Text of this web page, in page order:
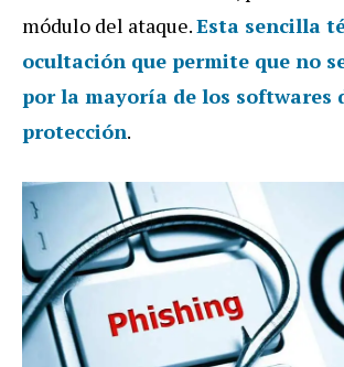
módulo del ataque.Esta sencilla
ocultación que permite que no
por la mayoría de los softwares
protección.